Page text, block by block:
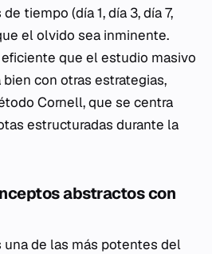
tiempo (día 1, día 3, día 7,
el olvido sea inminente.
que el estudio masivo
con otras estrategias,
Cornell, que se centra
estructuradas durante la
abstractos con
una de las más potentes del